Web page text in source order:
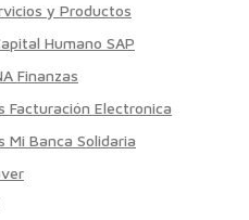
y Productos
Humano SAP
Finanzas
Facturación Electronica
Mi Banca Solidaria